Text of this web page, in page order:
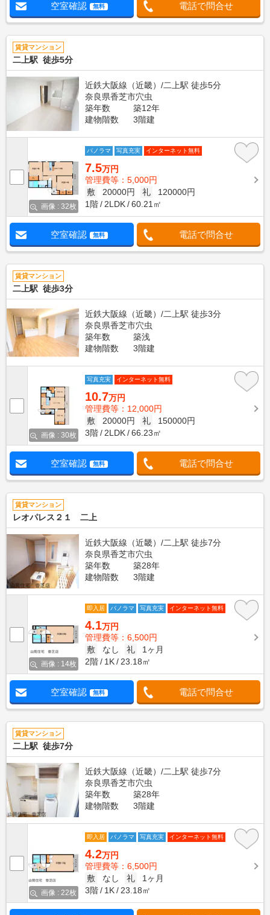
空室確認 無料 電話で問合せ
賃貸マンション
二上駅 徒歩5分
近鉄大阪線（近畿）/二上駅 徒歩5分
奈良県香芝市穴虫
築年数
築12年
建物階数
3階建
画像 : 32枚
パノラマ 写真充実 インターネット無料
7.5万円
管理費等：5,000円
敷
20000円 礼
120000円
1階
2LDK 60.21㎡
空室確認 無料 電話で問合せ
賃貸マンション
二上駅 徒歩3分
近鉄大阪線（近畿）/二上駅 徒歩3分
奈良県香芝市穴虫
築年数
築浅
建物階数
3階建
画像 : 30枚
写真充実 インターネット無料
10.7万円
管理費等：12,000円
敷
20000円 礼
150000円
3階
2LDK 66.23㎡
空室確認 無料 電話で問合せ
賃貸マンション
レオパレス２１ 二上
近鉄大阪線（近畿）/二上駅 徒歩7分
奈良県香芝市穴虫
築年数
築28年
建物階数
3階建
画像 : 14枚
即入居 パノラマ 写真充実 インターネット無料
4.1万円
管理費等：6,500円
敷
なし 礼
1ヶ月
2階
1K 23.18㎡
空室確認 無料 電話で問合せ
賃貸マンション
二上駅 徒歩7分
近鉄大阪線（近畿）/二上駅 徒歩7分
奈良県香芝市穴虫
築年数
築28年
建物階数
3階建
画像 : 22枚
即入居 パノラマ 写真充実 インターネット無料
4.2万円
管理費等：6,500円
敷
なし 礼
1ヶ月
3階
1K 23.18㎡